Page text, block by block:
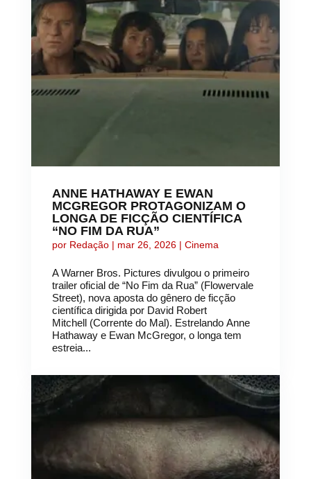
ANNE HATHAWAY E EWAN
MCGREGOR PROTAGONIZAM O
LONGA DE FICÇÃO CIENTÍFICA
“NO FIM DA RUA”
por Redação| mar 26, 2026| Cinema
A Warner Bros. Pictures divulgou o primeiro
trailer oficial de “No Fim da Rua” (Flowervale
Street), nova aposta do gênero de ficção
científica dirigida por David Robert
Mitchell (Corrente do Mal). Estrelando Anne
Hathaway e Ewan McGregor, o longa tem
estreia...